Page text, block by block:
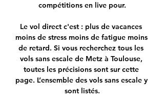
compétitions en live pour.
Le vol direct c'est : plus de vacances
moins de stress moins de fatigue moins
de retard. Si vous recherchez tous les
vols sans escale de Metz à Toulouse,
toutes les précisions sont sur cette
page. L’ensemble des vols sans escale y
sont listés.